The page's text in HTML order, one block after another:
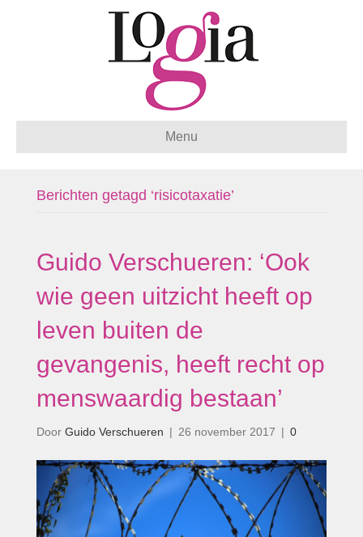
Menu
Berichten getagd ‘risicotaxatie’
Guido Verschueren: ‘Ook
wie geen uitzicht heeft op
leven buiten de
gevangenis, heeft recht op
menswaardig bestaan’
Door Guido Verschueren | 26 november 2017 | 0